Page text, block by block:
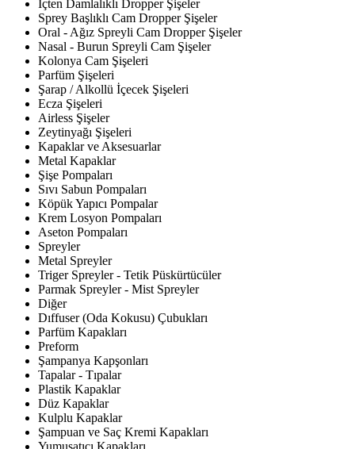
İçten Damlalıklı Dropper Şişeler
Sprey Başlıklı Cam Dropper Şişeler
Oral - Ağız Spreyli Cam Dropper Şişeler
Nasal - Burun Spreyli Cam Şişeler
Kolonya Cam Şişeleri
Parfüm Şişeleri
Şarap / Alkollü İçecek Şişeleri
Ecza Şişeleri
Airless Şişeler
Zeytinyağı Şişeleri
Kapaklar ve Aksesuarlar
Metal Kapaklar
Şişe Pompaları
Sıvı Sabun Pompaları
Köpük Yapıcı Pompalar
Krem Losyon Pompaları
Aseton Pompaları
Spreyler
Metal Spreyler
Triger Spreyler - Tetik Püskürtücüler
Parmak Spreyler - Mist Spreyler
Diğer
Dıffuser (Oda Kokusu) Çubukları
Parfüm Kapakları
Preform
Şampanya Kapşonları
Tapalar - Tıpalar
Plastik Kapaklar
Düz Kapaklar
Kulplu Kapaklar
Şampuan ve Saç Kremi Kapakları